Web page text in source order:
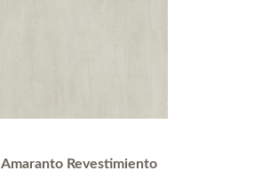
Amaranto Revestimiento